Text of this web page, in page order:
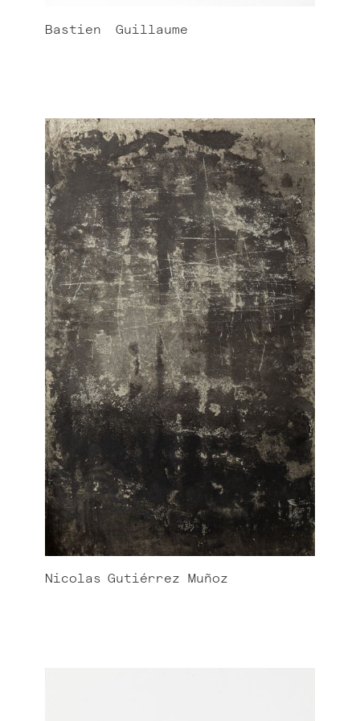
Bastien Guillaume
Nicolas Gutiérrez Muñoz